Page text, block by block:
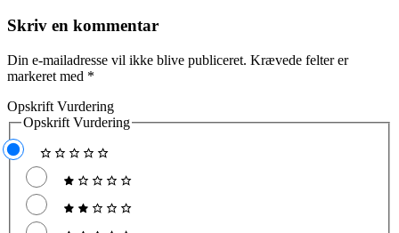
Skriv en kommentar
Din e-mailadresse vil ikke blive publiceret. Krævede felter er
markeret med *
Opskrift Vurdering
Opskrift Vurdering